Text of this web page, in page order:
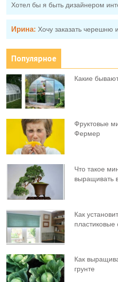
Хотел бы я быть дизайнером
Ирина: Хочу заказать черешню
Популярное
Какие
Фруктовыe
Фермер
Что такое
выращивать
Как
пластиковые
Как
грунте